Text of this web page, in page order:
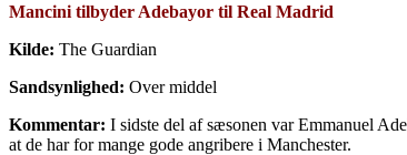
Mancini tilbyder Adebayor til Real Madrid
Kilde: The Guardian
Sandsynlighed: Over middel
Kommentar: I sidste del af sæsonen var Emmanuel
at de har for mange gode angribere i Manchester.